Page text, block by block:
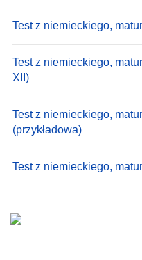
Test z niemieckiego,
Test z niemieckiego,
XII)
Test z niemieckiego,
(przykładowa)
Test z niemieckiego,